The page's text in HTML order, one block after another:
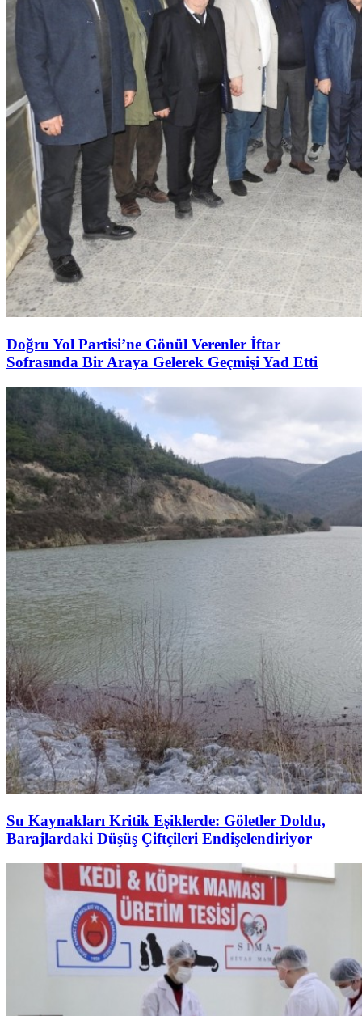
Doğru Yol Partisi’ne Gönül Verenler İftar
Sofrasında Bir Araya Gelerek Geçmişi Yad Etti
Su Kaynakları Kritik Eşiklerde: Göletler Doldu,
Barajlardaki Düşüş Çiftçileri Endişelendiriyor